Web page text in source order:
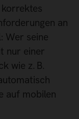
an
Wer seine
nur einer
wie z. B.
auf mobilen